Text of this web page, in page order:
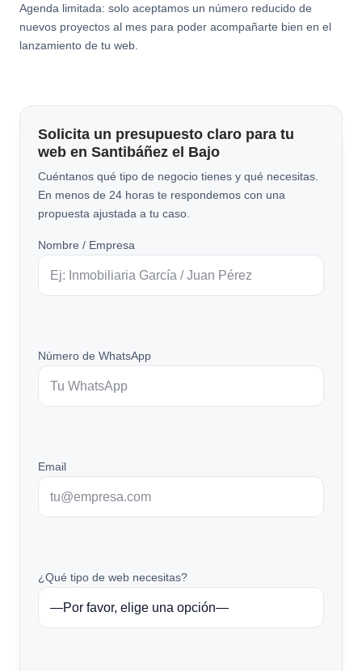
Agenda limitada: solo aceptamos un número reducido de
nuevos proyectos al mes para poder acompañarte bien en el
lanzamiento de tu web.
Solicita un presupuesto claro para tu
web en Santibáñez el Bajo
Cuéntanos qué tipo de negocio tienes y qué necesitas.
En menos de 24 horas te respondemos con una
propuesta ajustada a tu caso.
Nombre / Empresa
Número de WhatsApp
Email
¿Qué tipo de web necesitas?